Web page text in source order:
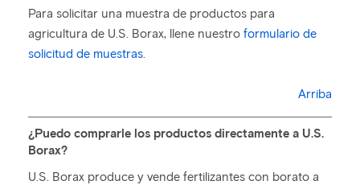
Para solicitar una muestra de productos para
agricultura de U.S. Borax, llene nuestro formulario de
solicitud de muestras.
Arriba
¿Puedo comprarle los productos directamente a U.S.
Borax?
U.S. Borax produce y vende fertilizantes con borato a